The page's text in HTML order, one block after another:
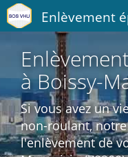
Enlèvement
à Boissy-
Si vous avez un
non-roulant,
l'enlèvement de